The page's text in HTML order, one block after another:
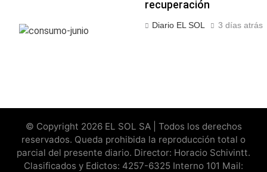
recuperación
Diario EL SOL 3 días atrás
© Copyright 2026 EL SOL SA | Todos los derechos
reservados. Queda prohibida la reproducción total o
parcial del presente diario. Director: Horacio Schivintt.
Clasificados y Edictos: 4257-6325 Interno 101 Mail: